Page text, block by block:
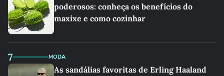
poderosos: conheça os benefícios do
maxixe e como cozinhar
7 MODA
As sandálias favoritas de Erling Haaland